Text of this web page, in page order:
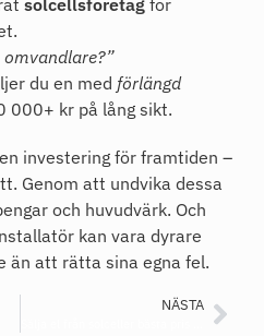
solcellsföretag för
omvandlare?”
du en med förlängd
000+ kr på lång sikt.
investering för framtiden –
Genom att undvika dessa
och huvudvärk. Och
kan vara dyrare
än att rätta sina egna fel.
NÄSTA